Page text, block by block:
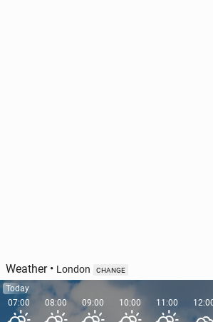
Weather• London CHANGE
Today
07:00
08:00 09:00 10:00 11:00